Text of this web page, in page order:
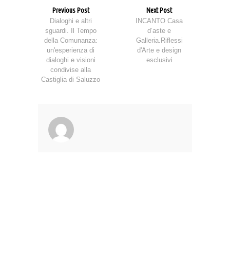
Previous Post
Dialoghi e altri
sguardi. Il Tempo
della Comunanza:
un'esperienza di
dialoghi e visioni
condivise alla
Castiglia di Saluzzo
Next Post
INCANTO Casa
d’aste e
Galleria.Riflessi
d'Arte e design
esclusivi